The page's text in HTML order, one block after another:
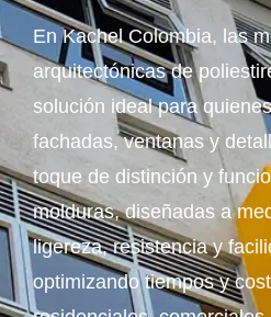
En Kachel Colombia, las
arquitectónicas de
solución ideal para
fachadas, ventanas y
toque de distinción y
molduras, diseñadas a
ligereza, resistencia y
optimizando tiempos y